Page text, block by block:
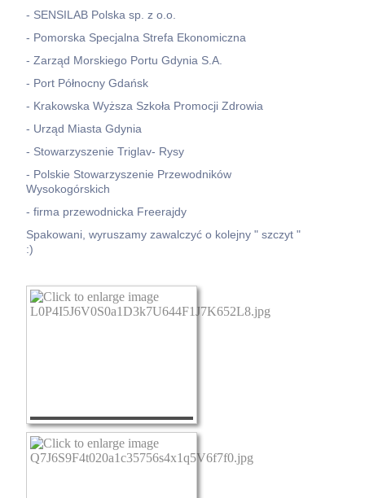
- SENSILAB Polska sp. z o.o.
- Pomorska Specjalna Strefa Ekonomiczna
- Zarząd Morskiego Portu Gdynia S.A.
- Port Północny Gdańsk
- Krakowska Wyższa Szkoła Promocji Zdrowia
- Urząd Miasta Gdynia
- Stowarzyszenie Triglav- Rysy
- Polskie Stowarzyszenie Przewodników
Wysokogórskich
- firma przewodnicka Freerajdy
Spakowani, wyruszamy zawalczyć o kolejny " szczyt "
:)